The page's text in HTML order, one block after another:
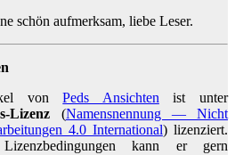
schön aufmerksam, liebe Leser.
vonPeds Ansichtenist unter
Lizenz (Namensnennung — Nicht
4.0 International) lizenziert.
kann er gern